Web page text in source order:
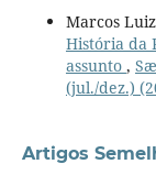
Marcos
História da
assunto ,
(jul./dez.)
Artigos